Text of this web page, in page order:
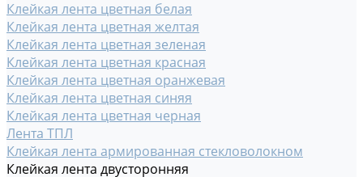
Клейкая лента цветная белая
Клейкая лента цветная желтая
Клейкая лента цветная зеленая
Клейкая лента цветная красная
Клейкая лента цветная оранжевая
Клейкая лента цветная синяя
Клейкая лента цветная черная
Лента ТПЛ
Клейкая лента армированная стекловолокном
Клейкая лента двусторонняя